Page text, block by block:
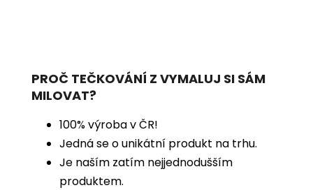
PROČ TEČKOVÁNÍ Z VYMALUJ SI SÁM
MILOVAT?
100% výroba v ČR!
Jedná se o unikátní produkt na trhu.
Je naším zatím nejjednodušším
produktem.